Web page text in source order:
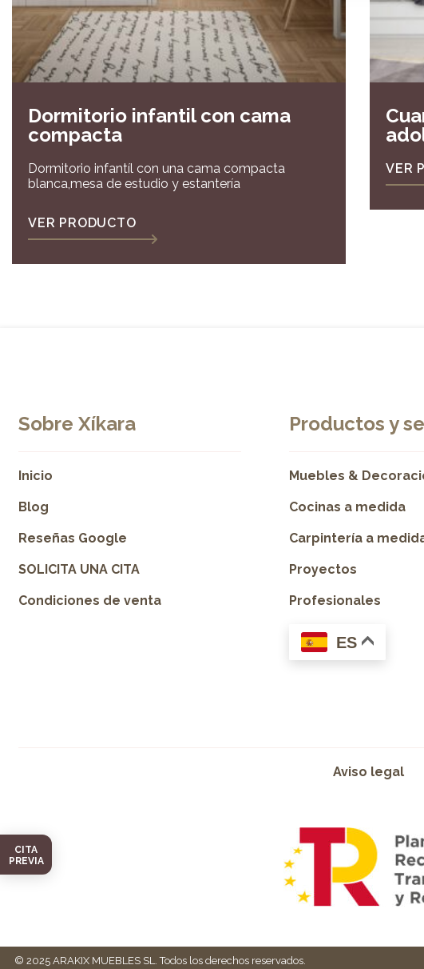
CITA
PREVIA
Dormitorio infantil con cama
compacta
Dormitorio infantíl con una cama compacta
blanca,mesa de estudio y estantería
VER PRODUCTO
VER
Sobre Xíkara
Inicio
Blog
Reseñas Google
SOLICITA UNA CITA
Condiciones de venta
Productos y
Muebles &
Cocinas a medida
Carpintería a
Proyectos
Profesionales
ES
Aviso legal
© 2025 ARAKIX MUEBLES SL. Todos los derechos reservados.